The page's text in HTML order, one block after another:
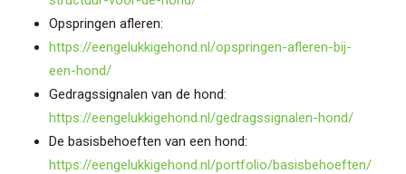
Opspringen afleren:
https://eengelukkigehond.nl/opspringen-afleren-bij-
een-hond/
Gedragssignalen van de hond:
https://eengelukkigehond.nl/gedragssignalen-hond/
De basisbehoeften van een hond:
https://eengelukkigehond.nl/portfolio/basisbehoeften/